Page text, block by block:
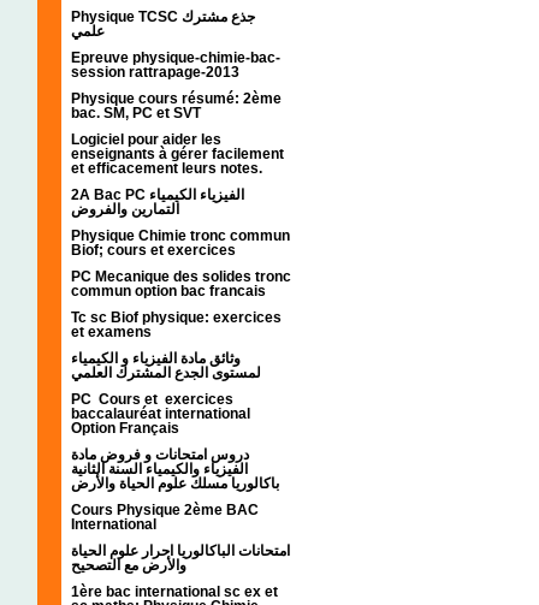
Physique TCSC جذع مشترك
علمي
Epreuve physique-chimie-bac-
session rattrapage-2013
Physique cours résumé: 2ème
bac. SM, PC et SVT
Logiciel pour aider les
enseignants à gérer facilement
et efficacement leurs notes.
2A Bac PC الفيزياء الكيمياء
التمارين والفروض
Physique Chimie tronc commun
Biof; cours et exercices
PC Mecanique des solides tronc
commun option bac francais
Tc sc Biof physique: exercices
et examens
وثائق مادة الفيزياء و الكيمياء
PC Cours et exercices
baccalauréat international
Option Français
دروس امتحانات و فروض مادة
الفيزياء والكيمياء السنة الثانية
باكالوريا مسلك علوم الحياة والأرض
Cours Physique 2ème BAC
International
امتحانات الباكالوريا احرار علوم الحياة
والأرض مع التصحيح
1ère bac international sc ex et